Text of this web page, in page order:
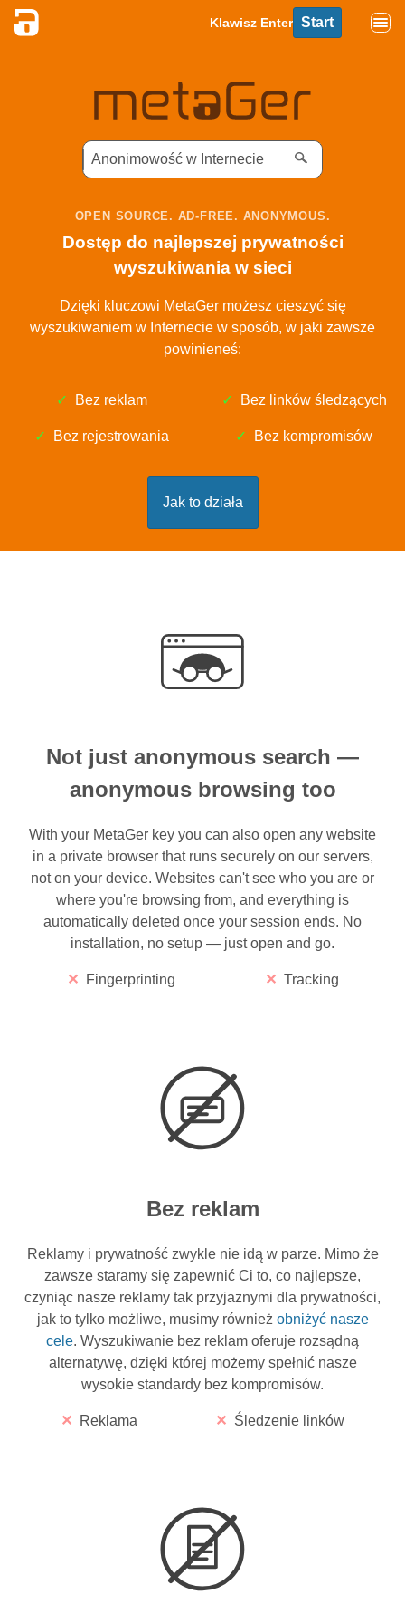
Klawisz Enter Start
OPEN SOURCE. AD-FREE. ANONYMOUS.
Dostęp do najlepszej prywatności
wyszukiwania w sieci
Dzięki kluczowi MetaGer możesz cieszyć się
wyszukiwaniem w Internecie w sposób, w jaki zawsze
powinieneś:
Bez reklam Bez linków śledzących
Bez rejestrowania Bez kompromisów
Jak to działa
Not just anonymous search —
anonymous browsing too
With your MetaGer key you can also open any website
in a private browser that runs securely on our servers,
not on your device. Websites can't see who you are or
where you're browsing from, and everything is
automatically deleted once your session ends. No
installation, no setup — just open and go.
Fingerprinting Tracking
Bez reklam
Reklamy i prywatność zwykle nie idą w parze. Mimo że
zawsze staramy się zapewnić Ci to, co najlepsze,
czyniąc nasze reklamy tak przyjaznymi dla prywatności,
jak to tylko możliwe, musimy również obniżyć nasze
cele. Wyszukiwanie bez reklam oferuje rozsądną
alternatywę, dzięki której możemy spełnić nasze
wysokie standardy bez kompromisów.
Reklama Śledzenie linków